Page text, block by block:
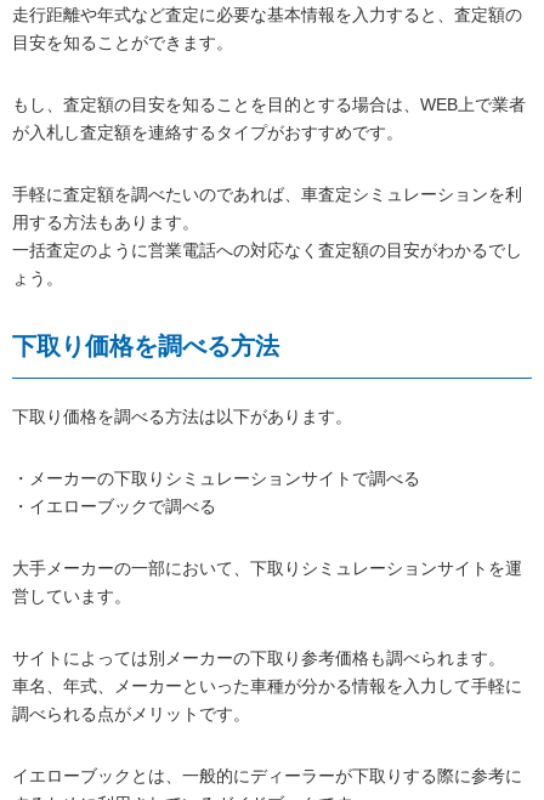
走行距離や年式など査定に必要な基本情報を入力すると、査定額の
目安を知ることができます。
もし、査定額の目安を知ることを目的とする場合は、WEB上で業者
が入札し査定額を連絡するタイプがおすすめです。
手軽に査定額を調べたいのであれば、車査定シミュレーションを利
用する方法もあります。
一括査定のように営業電話への対応なく査定額の目安がわかるでし
ょう。
下取り価格を調べる方法
下取り価格を調べる方法は以下があります。
・メーカーの下取りシミュレーションサイトで調べる
・イエローブックで調べる
大手メーカーの一部において、下取りシミュレーションサイトを運
営しています。
サイトによっては別メーカーの下取り参考価格も調べられます。
車名、年式、メーカーといった車種が分かる情報を入力して手軽に
調べられる点がメリットです。
イエローブックとは、一般的にディーラーが下取りする際に参考に